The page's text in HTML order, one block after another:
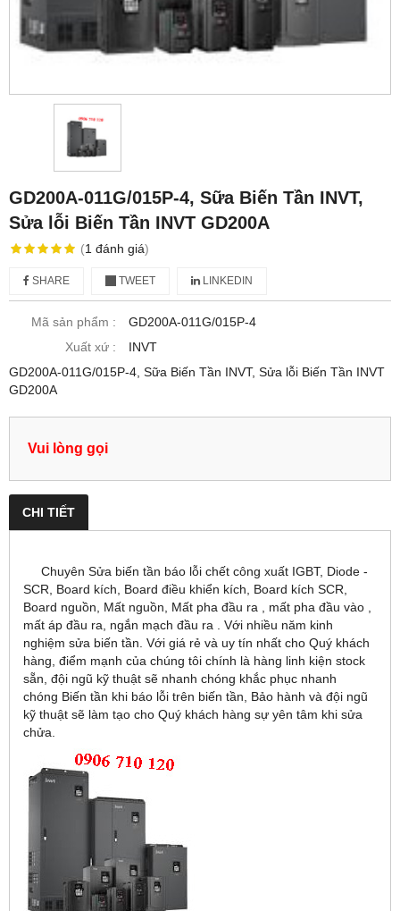
GD200A-011G/015P-4, Sữa Biến Tần INVT,
Sửa lỗi Biến Tần INVT GD200A
(1 đánh giá)
SHARE TWEET LINKEDIN
Mã sản phẩm :
GD200A-011G/015P-4
Xuất xứ :
INVT
GD200A-011G/015P-4, Sữa Biến Tần INVT, Sửa lỗi Biến Tần INVT
GD200A
Vui lòng gọi
CHI TIẾT
Chuyên Sửa biến tần báo lỗi chết công xuất IGBT, Diode -
SCR, Board kích, Board điều khiển kích, Board kích SCR,
Board nguồn, Mất nguồn, Mất pha đầu ra , mất pha đầu vào ,
mất áp đầu ra, ngắn mạch đầu ra . Với nhiều năm kinh
nghiệm sửa biến tần. Với giá rẻ và uy tín nhất cho Quý khách
hàng, điểm mạnh của chúng tôi chính là hàng linh kiện stock
sẵn, đội ngũ kỹ thuật sẽ nhanh chóng khắc phục nhanh
chóng Biến tần khi báo lỗi trên biến tần, Bảo hành và đội ngũ
kỹ thuật sẽ làm tạo cho Quý khách hàng sự yên tâm khi sửa
chửa.